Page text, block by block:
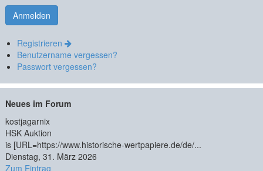
Registrieren
Benutzername vergessen?
Passwort vergessen?
Neues im Forum
kostjagarnix
HSK Auktion
is [URL=https://www.historische-wertpapiere.de/de/...
Dienstag, 31. März 2026
Zum Eintrag